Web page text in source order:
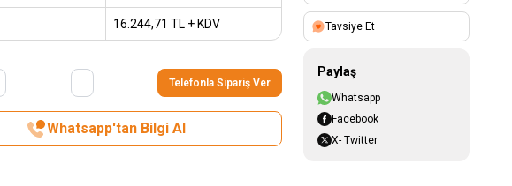
16.244,71 TL + KDV
Telefonla Sipariş Ver
Whatsapp'tan Bilgi Al
Tavsiye Et
Paylaş
Whatsapp
Facebook
X- Twitter